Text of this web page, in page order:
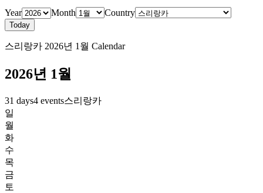
Year Month Country
Today
스리랑카 2026년 1월 Calendar
2026년 1월
31 days4 events스리랑카
일
월
화
수
목
금
토